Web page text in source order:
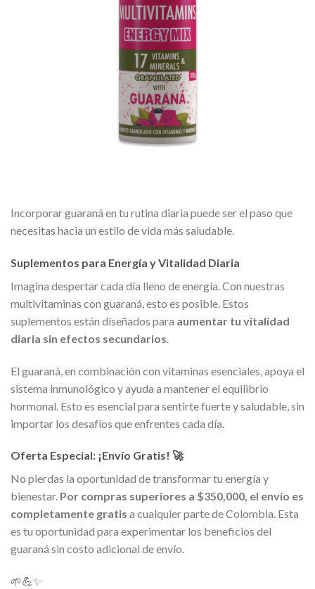
Incorporar guaraná en tu rutina diaria puede ser el paso que
necesitas hacia un estilo de vida más saludable.
Suplementos para Energía y Vitalidad Diaria
Imagina despertar cada día lleno de energía. Con nuestras
multivitaminas con guaraná, esto es posible. Estos
suplementos están diseñados para aumentar tu vitalidad
diaria sin efectos secundarios
El guaraná, en combinación con vitaminas esenciales, apoya el
sistema inmunológico y ayuda a mantener el equilibrio
hormonal. Esto es esencial para sentirte fuerte y saludable, sin
importar los desafíos que enfrentes cada día.
Oferta Especial: ¡Envío Gratis! 🚀
No pierdas la oportunidad de transformar tu energía y
bienestar. Por compras superiores a $350,000, el envío es
completamente gratis a cualquier parte de Colombia. Esta
es tu oportunidad para experimentar los beneficios del
guaraná sin costo adicional de envío.
🌱💪✨